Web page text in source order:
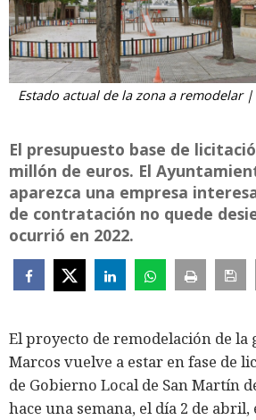
Estado actual de la zona a remodelar
El presupuesto base de
millón de euros. El
aparezca una empresa
de contratación no quede
ocurrió en 2022.
El proyecto de remodelación de la
Marcos vuelve a estar en fase de
de Gobierno Local de San Martín
hace una semana, el día 2 de abril,